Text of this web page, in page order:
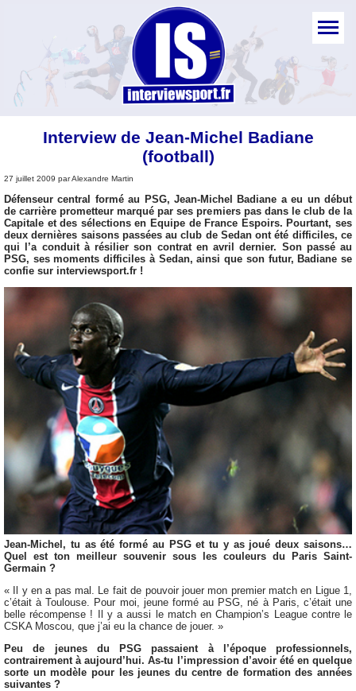
Interview de Jean-Michel Badiane
(football)
27 juillet 2009 par Alexandre Martin
Défenseur central formé au PSG, Jean-Michel Badiane a eu un début
de carrière prometteur marqué par ses premiers pas dans le club de la
Capitale et des sélections en Equipe de France Espoirs. Pourtant, ses
deux dernières saisons passées au club de Sedan ont été difficiles, ce
qui l’a conduit à résilier son contrat en avril dernier. Son passé au
PSG, ses moments difficiles à Sedan, ainsi que son futur, Badiane se
confie sur interviewsport.fr !
Jean-Michel, tu as été formé au PSG et tu y as joué deux saisons…
Quel est ton meilleur souvenir sous les couleurs du Paris Saint-
Germain ?
« Il y en a pas mal. Le fait de pouvoir jouer mon premier match en Ligue 1,
c’était à Toulouse. Pour moi, jeune formé au PSG, né à Paris, c’était une
belle récompense ! Il y a aussi le match en Champion’s League contre le
CSKA Moscou, que j’ai eu la chance de jouer. »
Peu de jeunes du PSG passaient à l’époque professionnels,
contrairement à aujourd’hui. As-tu l’impression d’avoir été en quelque
sorte un modèle pour les jeunes du centre de formation des années
suivantes ?